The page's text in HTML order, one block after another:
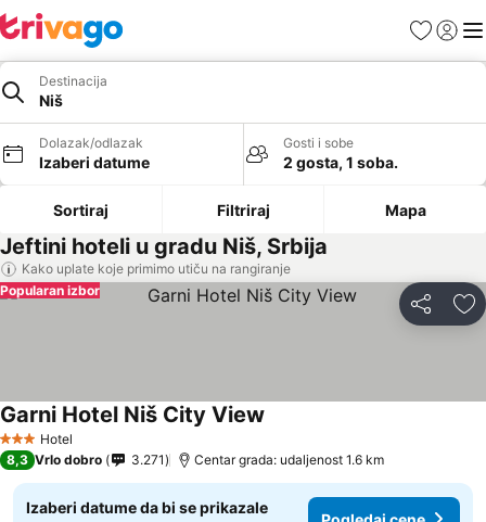
FavoritiPrijavi
Destinacija
Niš
Dolazak/odlazak
Izaberi datume
Gosti i sobe
2 gosta, 1 soba.
Sortiraj Filtriraj Mapa
Jeftini hoteli u gradu Niš, Srbija
Kako uplate koje primimo utiču na rangiranje
Deli
Popularan izbor
3 Zvezdice
Hotel
Garni Hotel Niš City View
8,3 Vrlo dobro 3.271 Centar grada: udaljenost 1.6 km
Izaberi datume da bi se prikazale